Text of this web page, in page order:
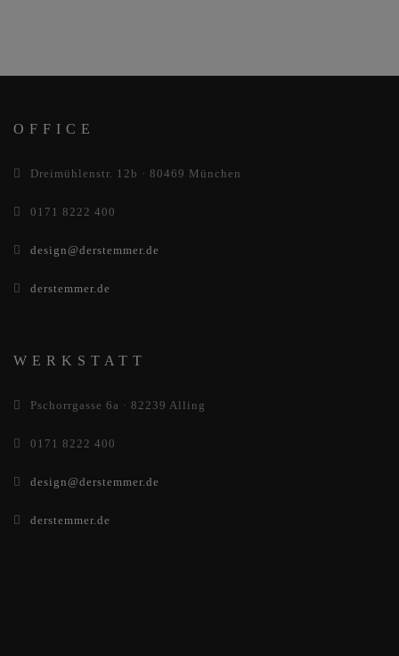
OFFICE
Dreimühlenstr. 12b · 80469 München
0171 8222 400
design@derstemmer.de
derstemmer.de
WERKSTATT
Pschorrgasse 6a · 82239 Alling
0171 8222 400
design@derstemmer.de
derstemmer.de